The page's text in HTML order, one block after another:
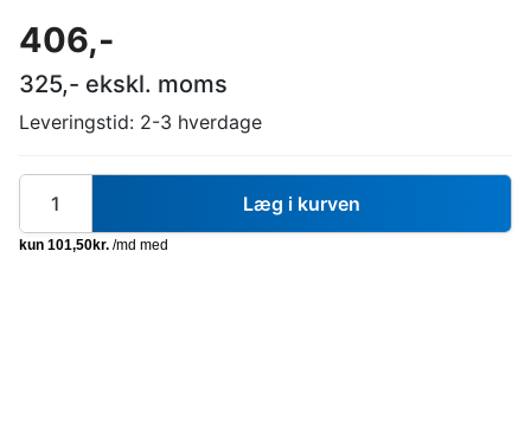
406,-
325,- ekskl. moms
Leveringstid: 2-3 hverdage
Læg i kurven